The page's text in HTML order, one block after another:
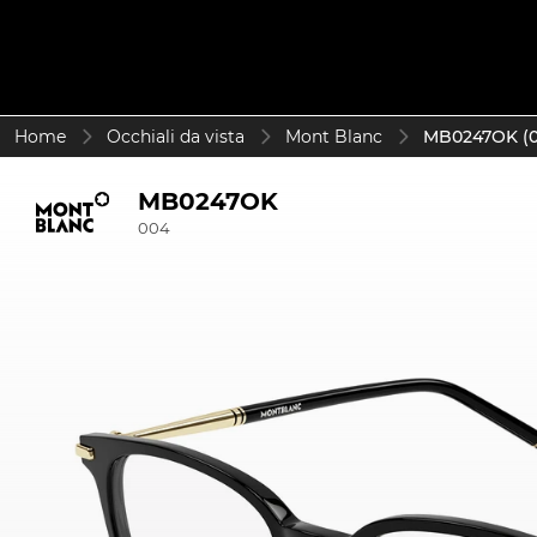
Home Occhiali da vista Mont Blanc MB0247OK
MB0247OK
004